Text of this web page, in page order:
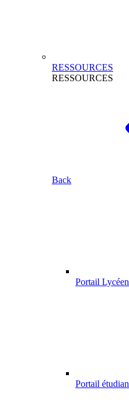
RESSOURCES
RESSOURCES
Back
Portail Lycéen
Portail